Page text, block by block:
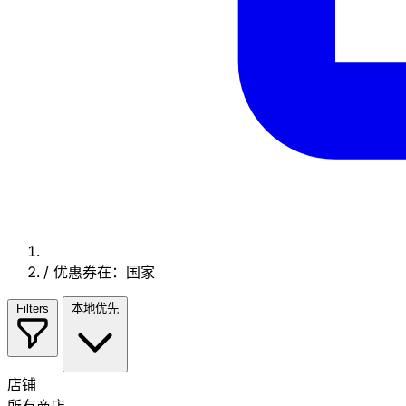
/ 优惠券在：国家
Filters 本地优先
店铺